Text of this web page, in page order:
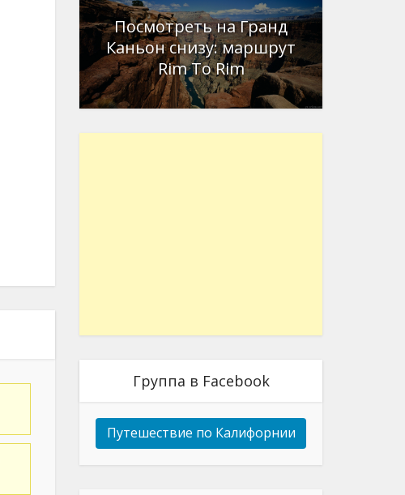
Посмотреть на Гранд
Каньон снизу: маршрут
Rim To Rim
Группа в Facebook
Путешествие по Калифорнии